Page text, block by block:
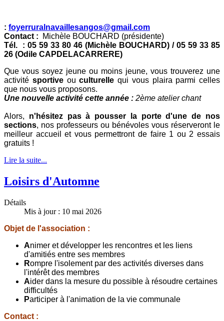
: foyerruralnavaillesangos@gmail.com
Contact :
Michèle BOUCHARD (présidente)
Tél. : 05 59 33 80 46 (Michèle BOUCHARD) / 05 59 33 85
26 (Odile CAPDELACARRERE)
Que vous soyez jeune ou moins jeune, vous trouverez une
activité sportiveouculturelle qui vous plaira parmi celles
que nous vous proposons.
Une nouvelle activité cette année : 2ème atelier chant
Alors, n'hésitez pas à pousser la porte d'une de nos
sections, nos professeurs ou bénévoles vous réserveront le
meilleur accueil et vous permettront de faire 1 ou 2 essais
gratuits !
Lire la suite...
Loisirs d'Automne
Détails
Mis à jour : 10 mai 2026
Objet de l'association :
Animer et développer les rencontres et les liens
d'amitiés entre ses membres
Rompre l'isolement par des activités diverses dans
l'intérêt des membres
Aider dans la mesure du possible à résoudre certaines
difficultés
Participer à l'animation de la vie communale
Contact :